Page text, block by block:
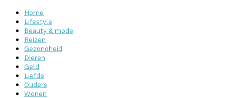
Home
Lifestyle
Beauty & mode
Reizen
Gezondheid
Dieren
Geld
Liefde
Ouders
Wonen